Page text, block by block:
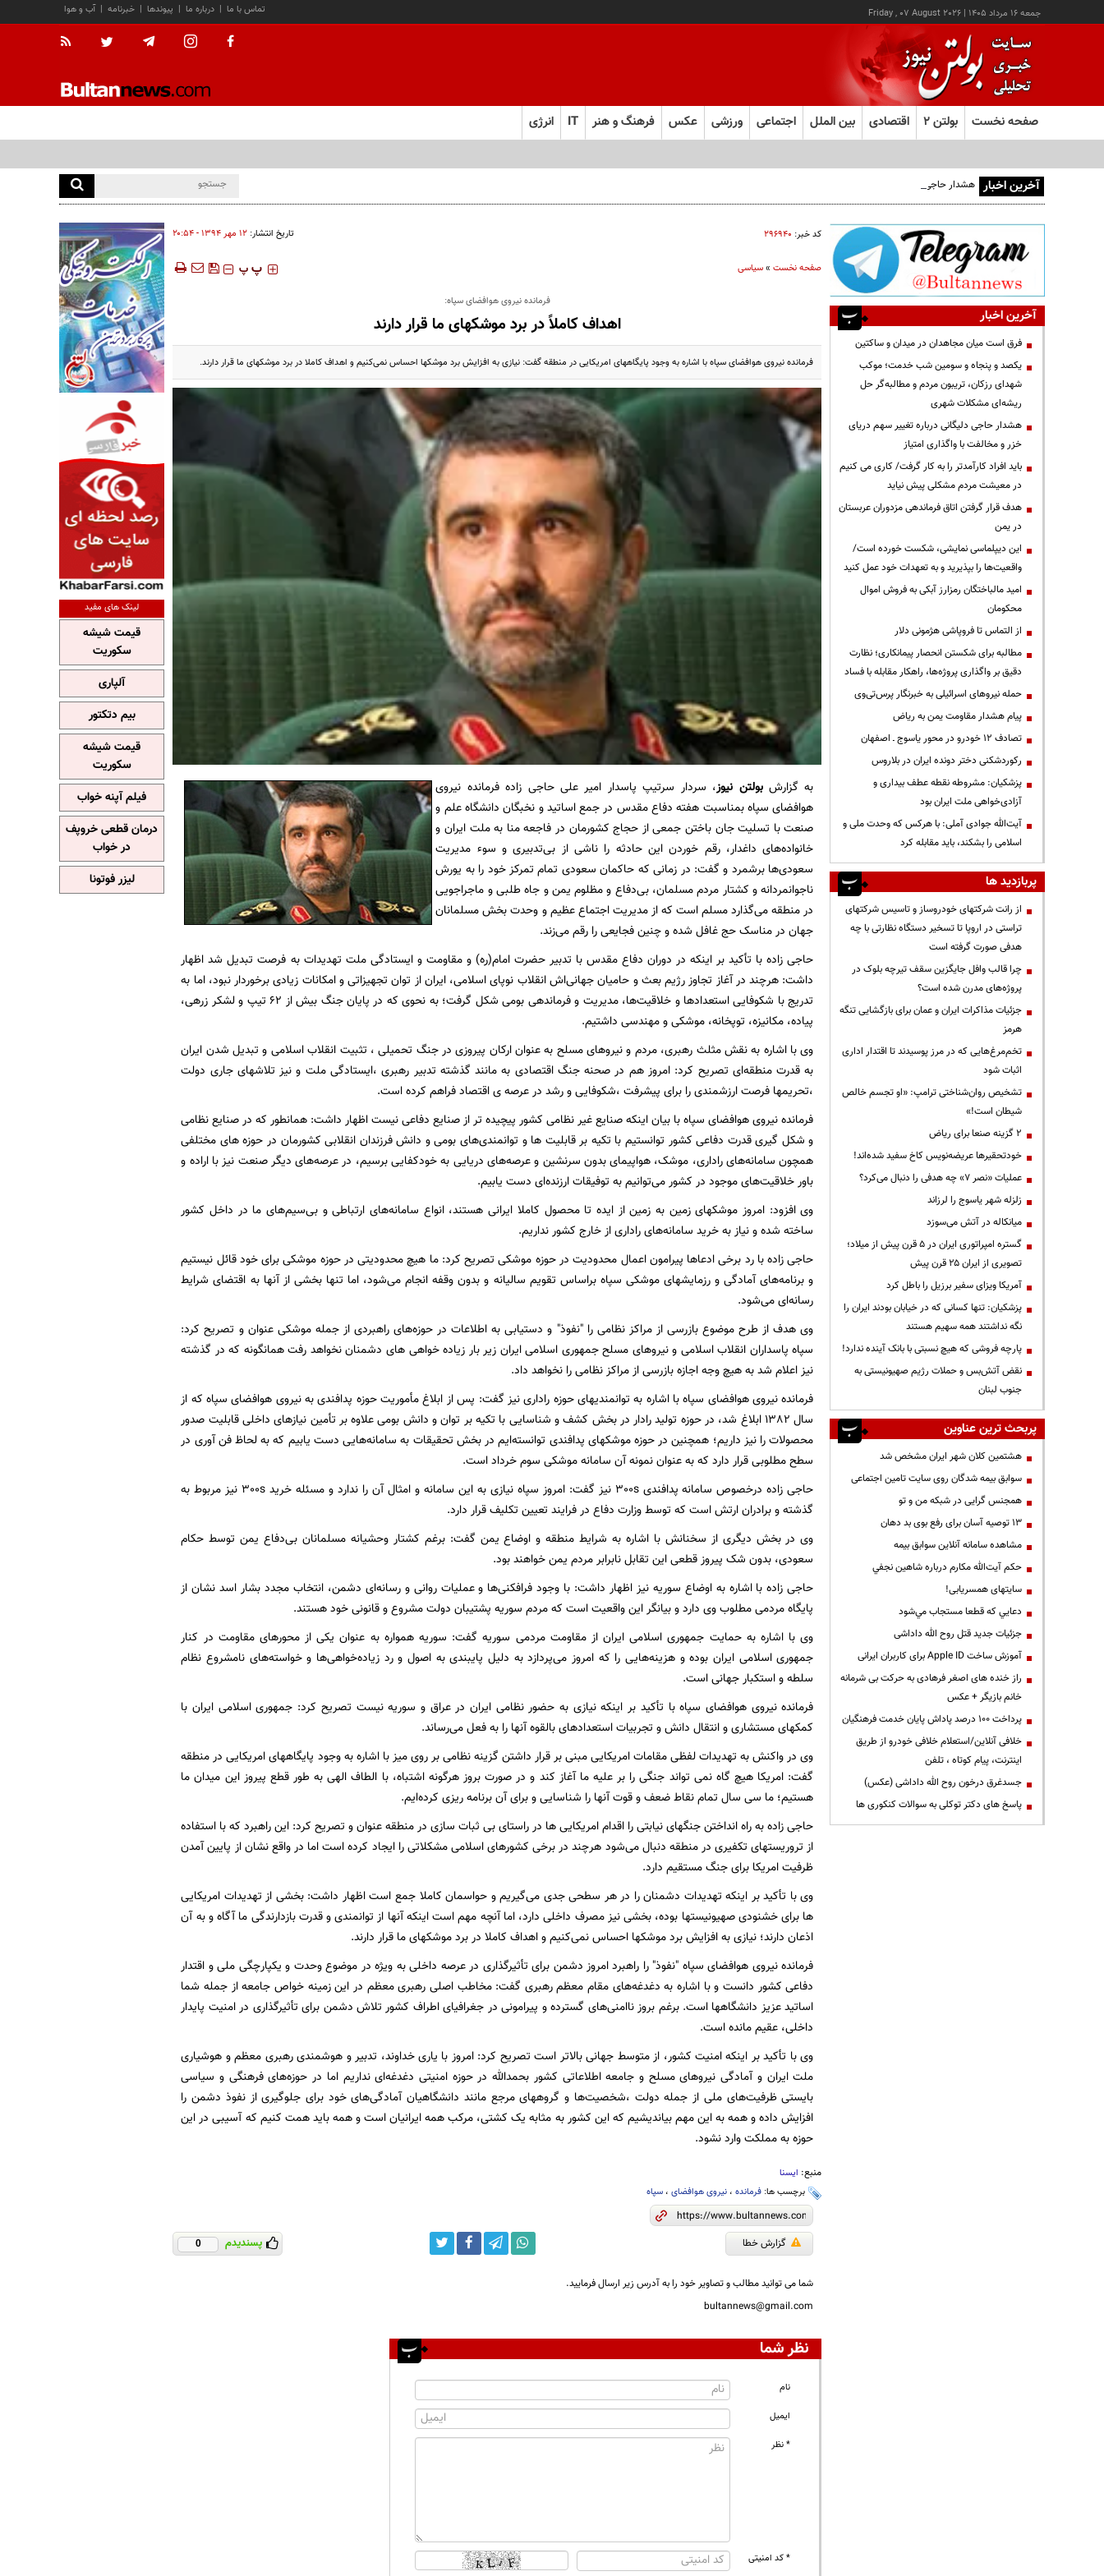
جمعه ۱۶ مرداد ۱۴۰۵ |
Friday , 07 August 2026 آب و هوا | خبرنامه | پیوندها | درباره ما | تماس با ما
صفحه نخست بولتن ۲ اقتصادی بین الملل اجتماعی ورزشی عکس فرهنگ و هنر IT انرژی
آخرین اخبار هشدار حاجی دلیگانی درباره تغییر سهم دریای خزر و مخالفت با واگذاری امتیاز
کد خبر: ۲۹۶۹۴۰ تاریخ انتشار: ۱۲ مهر ۱۳۹۴ - ۲۰:۵۴
صفحه نخست»سیاسی ‍‍‍ پ پ
فرمانده نیروی هوافضای سپاه:
اهداف کاملاً در برد موشکهای ما قرار دارند
فرمانده نیروی هوافضای سپاه با اشاره به وجود پایگاههای امریکایی در منطقه گفت: نیازی به افزایش برد موشکها احساس نمی‌کنیم و اهداف کاملا در برد موشکهای ما قرار دارند.
به گزارشبولتن نیوز، سردار سرتیپ پاسدار امیر علی حاجی زاده فرمانده نیروی
هوافضای سپاه بمناسبت هفته دفاع مقدس در جمع اساتید و نخبگان دانشگاه علم و
صنعت با تسلیت جان باختن جمعی از حجاج کشورمان در فاجعه منا به ملت ایران و
خانواده‌های داغدار، رقم خوردن این حادثه را ناشی از بی‌تدبیری و سوء مدیریت
سعودی‌ها برشمرد و گفت: در زمانی که حاکمان سعودی تمام تمرکز خود را به یورش
ناجوانمردانه و کشتار مردم مسلمان، بی‌دفاع و مظلوم یمن و جاه طلبی و ماجراجویی
در منطقه می‌گذارد مسلم است که از مدیریت اجتماع عظیم و وحدت بخش مسلمانان
جهان در مناسک حج غافل شده و چنین فجایعی را رقم می‌زند.
حاجی زاده با تأکید بر اینکه در دوران دفاع مقدس با تدبیر حضرت امام(ره) و مقاومت و ایستادگی ملت تهدیدات به فرصت تبدیل شد اظهار
داشت: هرچند در آغاز تجاوز رژیم بعث و حامیان جهانی‌اش انقلاب نوپای اسلامی، ایران از توان تجهیزاتی و امکانات زیادی برخوردار نبود، اما به
تدریج با شکوفایی استعدادها و خلاقیت‌ها، مدیریت و فرماندهی بومی شکل گرفت؛ به نحوی که در پایان جنگ بیش از 62 تیپ و لشکر زرهی،
پیاده، مکانیزه، توپخانه، موشکی و مهندسی داشتیم.
وی با اشاره به نقش مثلث رهبری، مردم و نیروهای مسلح به عنوان ارکان پیروزی در جنگ تحمیلی ، تثبیت انقلاب اسلامی و تبدیل شدن ایران
به قدرت منطقه‌ای تصریح کرد: امروز هم در صحنه جنگ اقتصادی به مانند گذشته تدبیر رهبری ،ایستادگی ملت و نیز تلاشهای جاری دولت
،تحریمها فرصت ارزشمندی را برای پیشرفت ،شکوفایی و رشد در عرصه ی اقتصاد فراهم کرده است.
فرمانده نیروی هوافضای سپاه با بیان اینکه صنایع غیر نظامی کشور پیچیده تر از صنایع دفاعی نیست اظهار داشت: همانطور که در صنایع نظامی
و شکل گیری قدرت دفاعی کشور توانستیم با تکیه بر قابلیت ها و توانمندی‌های بومی و دانش فرزندان انقلابی کشورمان در حوزه های مختلفی
همچون سامانه‌های راداری، موشک، هواپیمای بدون سرنشین و عرصه‌های دریایی به خودکفایی برسیم، در عرصه‌های دیگر صنعت نیز با اراده و
باور خلاقیت‌های موجود در کشور می‌توانیم به توفیقات ارزنده‌ای دست یابیم.
وی افزود: امروز موشکهای زمین به زمین از ایده تا محصول کاملا ایرانی هستند، انواع سامانه‌های ارتباطی و بی‌سیم‌های ما در داخل کشور
ساخته شده و نیاز به خرید سامانه‌های راداری از خارج کشور نداریم.
حاجی زاده با رد برخی ادعاها پیرامون اعمال محدودیت در حوزه موشکی تصریح کرد: ما هیچ محدودیتی در حوزه موشکی برای خود قائل نیستیم
و برنامه‌های آمادگی و رزمایشهای موشکی سپاه براساس تقویم سالیانه و بدون وقفه انجام می‌شود، اما تنها بخشی از آنها به اقتضای شرایط
رسانه‌ای می‌شود.
وی هدف از طرح موضوع بازرسی از مراکز نظامی را "نفوذ" و دستیابی به اطلاعات در حوزه‌های راهبردی از جمله موشکی عنوان و تصریح کرد:
سپاه پاسداران انقلاب اسلامی و نیروهای مسلح جمهوری اسلامی ایران زیر بار زیاده خواهی های دشمنان نخواهد رفت همانگونه که در گذشته
نیز اعلام شد به هیچ وجه اجازه بازرسی از مراکز نظامی را نخواهد داد.
فرمانده نیروی هوافضای سپاه با اشاره به توانمندیهای حوزه راداری نیز گفت: پس از ابلاغ مأموریت حوزه پدافندی به نیروی هوافضای سپاه که از
سال 1382 ابلاغ شد، در حوزه تولید رادار در بخش کشف و شناسایی با تکیه بر توان و دانش بومی علاوه بر تأمین نیازهای داخلی قابلیت صدور
محصولات را نیز داریم؛ همچنین در حوزه موشکهای پدافندی توانسته‌ایم در بخش تحقیقات به سامانه‌هایی دست یابیم که به لحاظ فن آوری در
سطح مطلوبی قرار دارد که به عنوان نمونه آن سامانه موشکی سوم خرداد است.
حاجی زاده درخصوص سامانه پدافندی 300s نیز گفت: امروز سپاه نیازی به این سامانه و امثال آن را ندارد و مسئله خرید 300s نیز مربوط به
گذشته و برادران ارتش است که توسط وزارت دفاع در فرایند تعیین تکلیف قرار دارد.
وی در بخش دیگری از سخنانش با اشاره به شرایط منطقه و اوضاع یمن گفت: برغم کشتار وحشیانه مسلمانان بی‌دفاع یمن توسط حکام
سعودی، بدون شک پیروز قطعی این تقابل نابرابر مردم یمن خواهند بود.
حاجی زاده با اشاره به اوضاع سوریه نیز اظهار داشت: با وجود فرافکنی‌ها و عملیات روانی و رسانه‌ای دشمن، انتخاب مجدد بشار اسد نشان از
پایگاه مردمی مطلوب وی دارد و بیانگر این واقعیت است که مردم سوریه پشتیبان دولت مشروع و قانونی خود هستند.
وی با اشاره به حمایت جمهوری اسلامی ایران از مقاومت مردمی سوریه گفت: سوریه همواره به عنوان یکی از محورهای مقاومت در کنار
جمهوری اسلامی ایران بوده و هزینه‌هایی را که امروز می‌پردازد به دلیل پایبندی به اصول و رد زیاده‌خواهی‌ها و خواسته‌های نامشروع نظام
سلطه و استکبار جهانی است.
فرمانده نیروی هوافضای سپاه با تأکید بر اینکه نیازی به حضور نظامی ایران در عراق و سوریه نیست تصریح کرد: جمهوری اسلامی ایران با
کمکهای مستشاری و انتقال دانش و تجربیات استعدادهای بالقوه آنها را به فعل می‌رساند.
وی در واکنش به تهدیدات لفظی مقامات امریکایی مبنی بر قرار داشتن گزینه نظامی بر روی میز با اشاره به وجود پایگاههای امریکایی در منطقه
گفت: امریکا هیچ گاه نمی تواند جنگی را بر علیه ما آغاز کند و در صورت بروز هرگونه اشتباه، با الطاف الهی به طور قطع پیروز این میدان ما
هستیم؛ ما سی سال تمام نقاط ضعف و قوت آنها را شناسایی و برای آن برنامه ریزی کرده‌ایم.
حاجی زاده به راه انداختن جنگهای نیابتی را اقدام امریکایی ها در راستای بی ثبات سازی در منطقه عنوان و تصریح کرد: این راهبرد که با استفاده
از تروریستهای تکفیری در منطقه دنبال می‌شود هرچند در برخی کشورهای اسلامی مشکلاتی را ایجاد کرده است اما در واقع نشان از پایین آمدن
ظرفیت امریکا برای جنگ مستقیم دارد.
وی با تأکید بر اینکه تهدیدات دشمنان را در هر سطحی جدی می‌گیریم و حواسمان کاملا جمع است اظهار داشت: بخشی از تهدیدات امریکایی
ها برای خشنودی صهیونیستها بوده، بخشی نیز مصرف داخلی دارد، اما آنچه مهم است اینکه آنها از توانمندی و قدرت بازدارندگی ما آگاه و به آن
اذعان دارند؛ نیازی به افزایش برد موشکها احساس نمی‌کنیم و اهداف کاملا در برد موشکهای ما قرار دارند.
فرمانده نیروی هوافضای سپاه "نفوذ" را راهبرد امروز دشمن برای تأثیرگذاری در عرصه داخلی به ویژه در موضوع وحدت و یکپارچگی ملی و اقتدار
دفاعی کشور دانست و با اشاره به دغدغه‌های مقام معظم رهبری گفت: مخاطب اصلی رهبری معظم در این زمینه خواص جامعه از جمله شما
اساتید عزیز دانشگاهها است. برغم بروز ناامنی‌های گسترده و پیرامونی در جغرافیای اطراف کشور تلاش دشمن برای تأثیرگذاری در امنیت پایدار
داخلی، عقیم مانده است.
وی با تأکید بر اینکه امنیت کشور، از متوسط جهانی بالاتر است تصریح کرد: امروز با یاری خداوند، تدبیر و هوشمندی رهبری معظم و هوشیاری
ملت ایران و آمادگی نیروهای مسلح و جامعه اطلاعاتی کشور بحمدالله در حوزه امنیتی دغدغه‌ای نداریم اما در حوزه‌های فرهنگی و سیاسی
بایستی ظرفیت‌های ملی از جمله دولت ،شخصیت‌ها و گروههای مرجع مانند دانشگاهیان آمادگی‌های خود برای جلوگیری از نفوذ دشمن را
افزایش داده و همه به این مهم بیاندیشیم که این کشور به مثابه یک کشتی، مرکب همه ایرانیان است و همه باید همت کنیم که آسیبی در این
حوزه به مملکت وارد نشود.
منبع: ایسنا
برچسب ها: فرمانده، نیروی هوافضای، سپاه
گزارش خطا پسندیدم 0
شما می توانید مطالب و تصاویر خود را به آدرس زیر ارسال فرمایید.
bultannews@gmail.com
نظر شما
نام
ایمیل
* نظر
* کد امنیتی
آخرین اخبار
فرق است میان مجاهدان در میدان و ساکتین
یکصد و پنجاه و سومین شب خدمت؛ موکب
شهدای رزکان، تریبون مردم و مطالبه‌گر حل
ریشه‌ای مشکلات شهری
هشدار حاجی دلیگانی درباره تغییر سهم دریای
خزر و مخالفت با واگذاری امتیاز
باید افراد کارآمدتر را به کار گرفت/ کاری می کنیم
در معیشت مردم مشکلی پیش نیاید
هدف قرار گرفتن اتاق‌ فرماندهی مزدوران عربستان
در یمن
این دیپلماسی نمایشی، شکست خورده است/
واقعیت‌ها را بپذیرید و به تعهدات خود عمل کنید
امید مالباختگان رمزارز آبکی به فروش اموال
محکومان
از التماس تا فروپاشی هژمونی دلار
مطالبه برای شکستن انحصار پیمانکاری؛ نظارت
دقیق بر واگذاری پروژه‌ها، راهکار مقابله با فساد
حمله نیروهای اسرائیلی به خبرنگار پرس‌تی‌وی
پیام هشدار مقاومت یمن به ریاض
تصادف ۱۲ خودرو در محور یاسوج ـ اصفهان
رکوردشکنی دختر دونده ایران در بلاروس
پزشکیان: مشروطه نقطه عطف بیداری و
آزادی‌خواهی ملت ایران بود
آیت‌الله جوادی آملی: با هرکس که وحدت ملی و
اسلامی را بشکند، باید مقابله کرد
پربازدید ها
از رانت‌ شرکتهای خودروساز و تاسیس شرکتهای
تراستی در اروپا تا تسخیر دستگاه نظارتی با چه
هدفی صورت گرفته است
چرا قالب وافل جایگزین سقف تیرچه بلوک در
پروژه‌های مدرن شده است؟
جزئیات مذاکرات ایران و عمان برای بازگشایی تنگه
هرمز
تخم‌مرغ‌هایی که در مرز پوسیدند تا اقتدار اداری
اثبات شود
تشخیص روان‌شناختی ترامپ: «او تجسم خالص
شیطان است!»
۲ گزینه صنعا برای ریاض
خودتحقیرها عریضه‌نویس کاخ سفید شده‌اند!
عملیات «نصر ۷» چه هدفی را دنبال می‌کرد؟
زلزله شهر یاسوج را لرزاند
میانکاله در آتش می‌سوزد
گستره امپراتوری ایران در ۵ قرن پیش از میلاد؛
تصویری از ایران ۲۵ قرن پیش
آمریکا ویزای سفیر برزیل را باطل کرد
پزشکیان: تنها کسانی که در خیابان بودند ایران را
نگه نداشتند همه سهیم هستند
پارچه فروشی که هیچ نسبتی با بانک آینده ندارد!
نقض آتش‌بس و حملات رژیم صهیونیستی به
جنوب لبنان
پربحث ترین عناوین
هشتمین کلان شهر ایران مشخص شد
سوابق بیمه شدگان روی سایت تامین اجتماعی
همجنس گرایی در شبکه من و تو
13 توصیه آسان برای رفع بوی بد دهان
مشاهده سامانه آنلاين سوابق بیمه
حكم آيت‌الله مكارم درباره شاهين نجفي
سایتهای همسریابی!
دعايي كه قطعا مستجاب مي‌شود
جزئیات جدید قتل روح الله داداشی
آموزش ساخت Apple ID برای کاربران ایرانی
راز خنده های اصغر فرهادی به حرکت بی شرمانه
خانم بازیگر + عکس
پرداخت ۱۰۰ درصد پاداش پایان خدمت فرهنگیان
خلافی آنلاین/استعلام خلافی خودرو از طریق
اینترنت، پیام کوتاه ، تلفن
جسدغرق درخون روح الله داداشی (عکس)
پاسخ های دکتر توکلی به سوالات کنکوری ها
لینک های مفید
قیمت شیشه
سکوریت
آلپاری
بیم دتکتور
قیمت شیشه
سکوریت
فیلم آپنه خواب
درمان قطعی خروپف
در خواب
لیزر فوتونا